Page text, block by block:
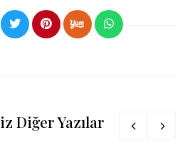
Diğer Yazılar